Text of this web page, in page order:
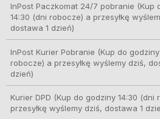
InPost Paczkomat 24/7 pobranie (Kup
14:30 (dni robocze) a przesyłkę
dostawa 1 dzień)
InPost Kurier Pobranie (Kup do
robocze) a przesyłkę wyślemy dziś,
dzień)
Kurier DPD (Kup do godziny 14:30 (dni
przesyłkę wyślemy dziś, dostawa 1